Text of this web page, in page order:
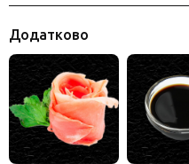
Додатково